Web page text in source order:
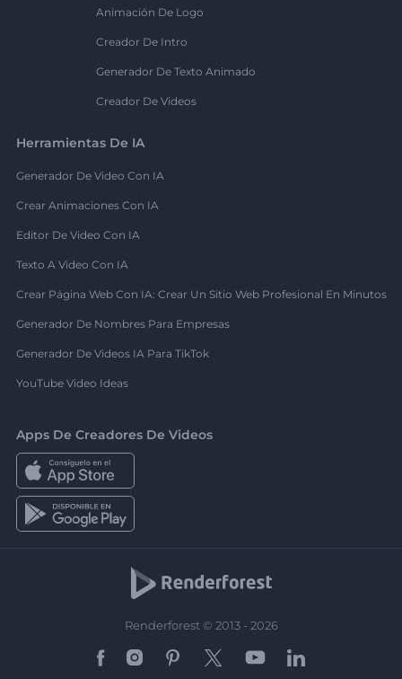
Animación De Logo
Creador De Intro
Generador De Texto Animado
Creador De Videos
Herramientas De IA
Generador De Video Con IA
Crear Animaciones Con IA
Editor De Video Con IA
Texto A Video Con IA
Crear Página Web Con IA: Crear Un Sitio Web Profesional En Minutos
Generador De Nombres Para Empresas
Generador De Videos IA Para TikTok
YouTube Video Ideas
Apps De Creadores De Videos
Renderforest © 2013 - 2026